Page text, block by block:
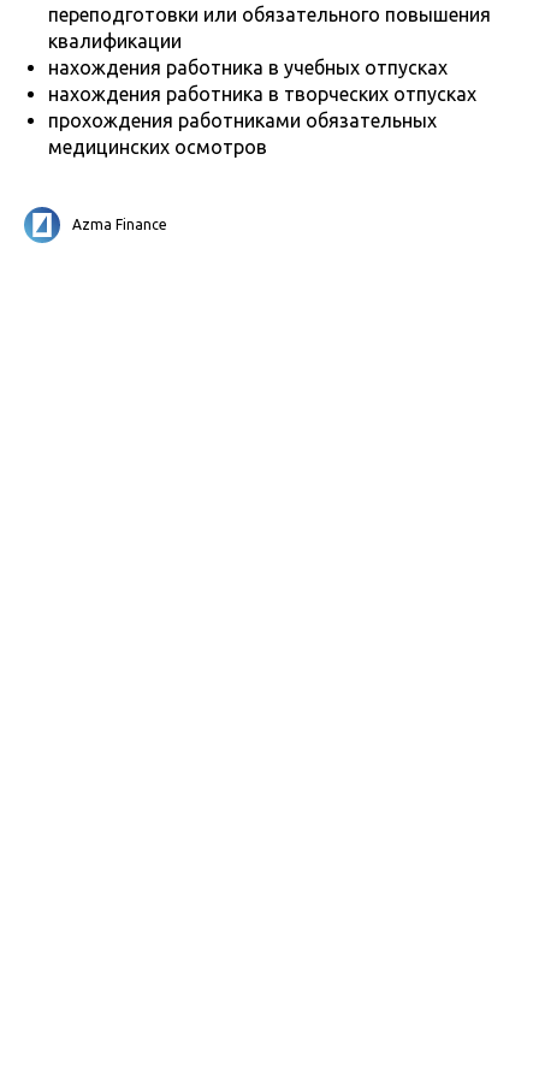
переподготовки или обязательного повышения
квалификации
нахождения работника в учебных отпусках
нахождения работника в творческих отпусках
прохождения работниками обязательных
медицинских осмотров
Azma Finance